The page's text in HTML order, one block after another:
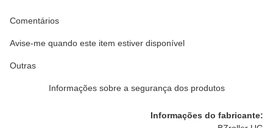
Comentários
Avise-me quando este item estiver disponível
Outras
Informações sobre a segurança dos produtos
Informações do fabricante: